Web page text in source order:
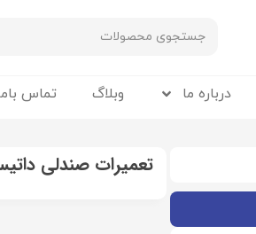
درباره ما وبلاگ تماس
تعمیرات صندلی